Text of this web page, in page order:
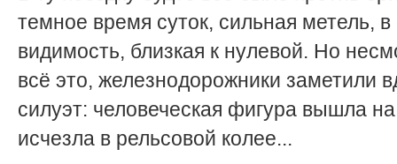
темное время суток, сильная метель,
видимость, близкая к нулевой. Но
всё это, железнодорожники заметили
силуэт: человеческая фигура вышла
исчезла в рельсовой колее...